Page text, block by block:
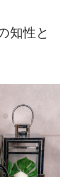
知性と